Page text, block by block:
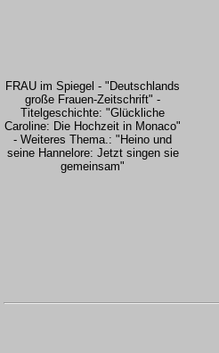
FRAU im Spiegel - "Deutschlands
große Frauen-Zeitschrift" -
Titelgeschichte: "Glückliche
Caroline: Die Hochzeit in Monaco"
- Weiteres Thema.: "Heino und
seine Hannelore: Jetzt singen sie
gemeinsam"